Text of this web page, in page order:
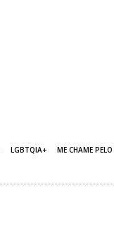
LGBTQIA+ ME CHAME